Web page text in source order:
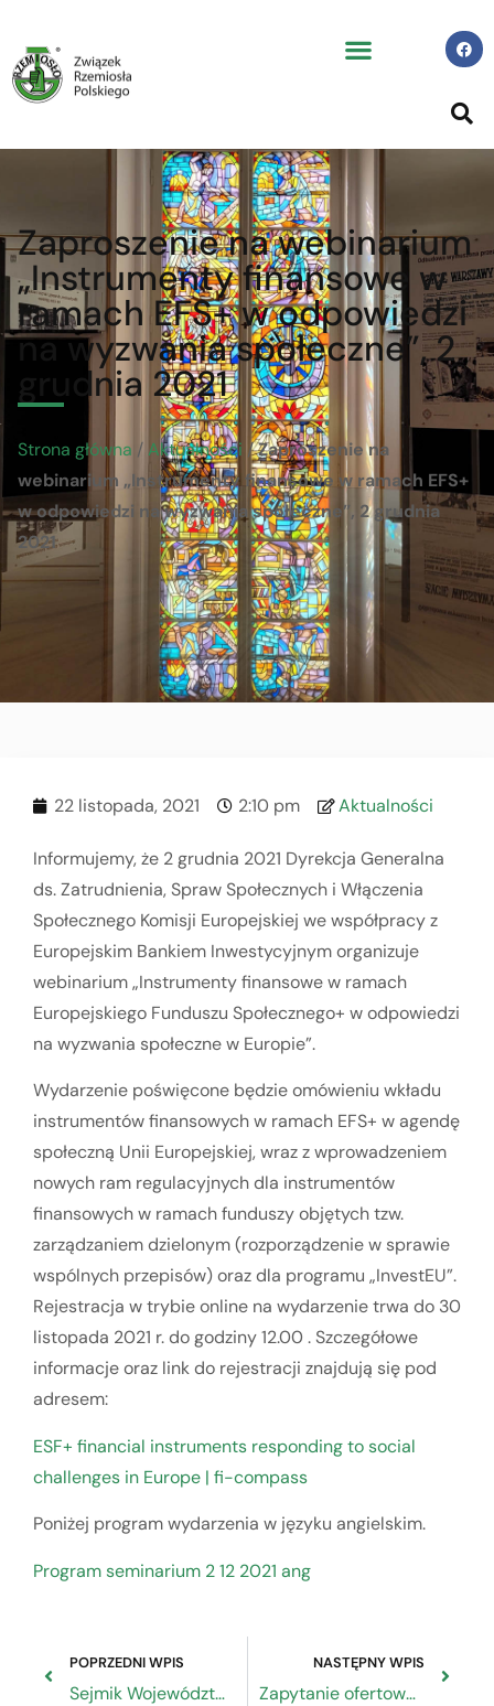
Zaproszenie na webinarium
„Instrumenty finansowe w
ramach EFS+ w odpowiedzi
na wyzwania społeczne”, 2
grudnia 2021
Strona główna /Aktualności /Zaproszenie na
webinarium „Instrumenty finansowe w ramach EFS+
w odpowiedzi na wyzwania społeczne”, 2 grudnia
2021
22 listopada, 2021 2:10 pm Aktualności
Informujemy, że 2 grudnia 2021 Dyrekcja Generalna
ds. Zatrudnienia, Spraw Społecznych i Włączenia
Społecznego Komisji Europejskiej we współpracy z
Europejskim Bankiem Inwestycyjnym organizuje
webinarium „Instrumenty finansowe w ramach
Europejskiego Funduszu Społecznego+ w odpowiedzi
na wyzwania społeczne w Europie”.
Wydarzenie poświęcone będzie omówieniu wkładu
instrumentów finansowych w ramach EFS+ w agendę
społeczną Unii Europejskiej, wraz z wprowadzeniem
nowych ram regulacyjnych dla instrumentów
finansowych w ramach funduszy objętych tzw.
zarządzaniem dzielonym (rozporządzenie w sprawie
wspólnych przepisów) oraz dla programu „InvestEU”.
Rejestracja w trybie online na wydarzenie trwa do 30
listopada 2021 r. do godziny 12.00 . Szczegółowe
informacje oraz link do rejestracji znajdują się pod
adresem:
ESF+ financial instruments responding to social
challenges in Europe | fi-compass
Poniżej program wydarzenia w języku angielskim.
Program seminarium 2 12 2021 ang
POPRZEDNI WPIS
Sejmik Województwa Śląskiego ogłosił rok 2022 Rokiem Rzemiosła w Województwie Śląskim
NASTĘPNY WPIS
Zapytanie ofertowe „Dostawa wyposażenia, sprzętu medycznego oraz mebli (2 części)” w Sanatorium Uzdrowiskowym „Piast” w Iwoniczu Zdroju